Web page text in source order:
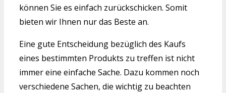
können Sie es einfach zurückschicken. Somit
bieten wir Ihnen nur das Beste an.
Eine gute Entscheidung bezüglich des Kaufs
eines bestimmten Produkts zu treffen ist nicht
immer eine einfache Sache. Dazu kommen noch
verschiedene Sachen, die wichtig zu beachten